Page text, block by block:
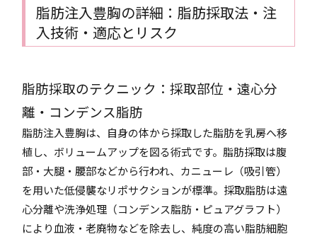
脂肪注入豊胸の詳細：脂肪採取法・注
入技術・適応とリスク
脂肪採取のテクニック：採取部位・遠心分
離・コンデンス脂肪
脂肪注入豊胸は、自身の体から採取した脂肪を乳房へ移
植し、ボリュームアップを図る術式です。脂肪採取は腹
部・大腿・腰部などから行われ、カニューレ（吸引管）
を用いた低侵襲なリポサクションが標準。採取脂肪は遠
心分離や洗浄処理（コンデンス脂肪・ピュアグラフト）
により血液・老廃物などを除去し、純度の高い脂肪細胞